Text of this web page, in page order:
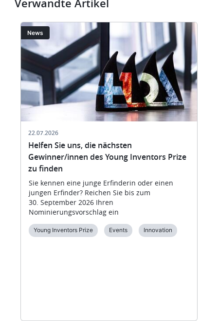
Verwandte Artikel
BildNews
22.07.2026
Helfen Sie uns, die nächsten
Gewinner/innen des Young Inventors Prize
zu finden
Sie kennen eine junge Erfinderin oder einen
jungen Erfinder? Reichen Sie bis zum
30. September 2026 Ihren
Nominierungsvorschlag ein
Young Inventors Prize Events Innovation